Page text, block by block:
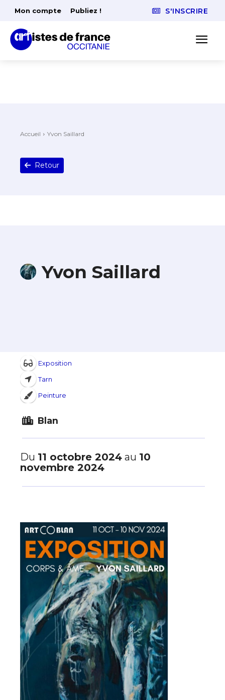
Mon compte Publiez ! S'INSCRIRE
Accueil Yvon Saillard
Retour
Yvon Saillard
Exposition
Tarn
Peinture
Blan
Du 11 octobre 2024 au 10
novembre 2024